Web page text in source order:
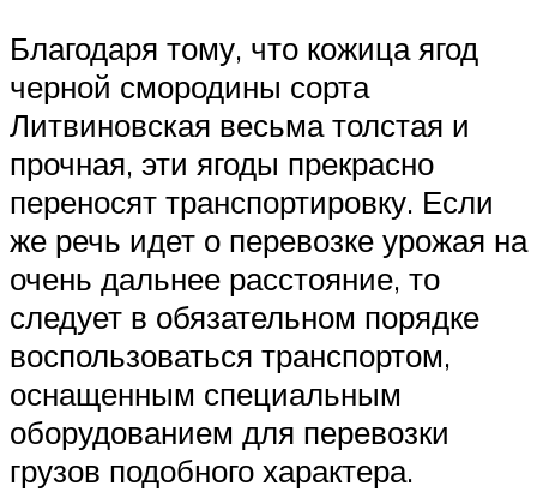
Благодаря тому, что кожица ягод
черной смородины сорта
Литвиновская весьма толстая и
прочная, эти ягоды прекрасно
переносят транспортировку. Если
же речь идет о перевозке урожая на
очень дальнее расстояние, то
следует в обязательном порядке
воспользоваться транспортом,
оснащенным специальным
оборудованием для перевозки
грузов подобного характера.